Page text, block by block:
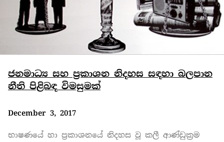
ජනමාධ්‍ය සහ ප්‍රකාශන නිදහස සඳහා බලපාන
නීති පිළිබඳ විමසුමක්
December 3, 2017
භාෂණයේ හා ප්‍රකාශනයේ නිදහස වූ කලී ආණ්ඩුක්‍රම